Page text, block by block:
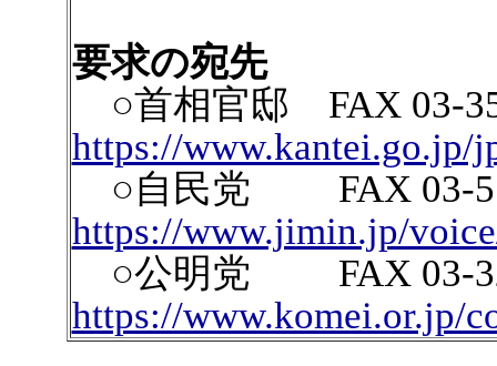
要求の宛先
○首相官邸 FAX
https://www.kantei.go.jp/
○自民党 FAX 03-
https://www.jimin.jp/
○公明党 FAX 03-
https://www.komei.or.jp/